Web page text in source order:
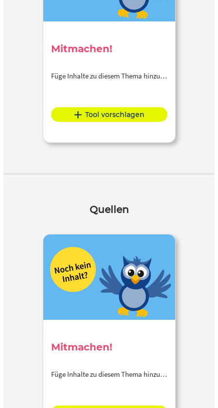
Mitmachen!
Füge Inhalte zu diesem Thema hinzu…
Tool vorschlagen
Quellen
Mitmachen!
Füge Inhalte zu diesem Thema hinzu…